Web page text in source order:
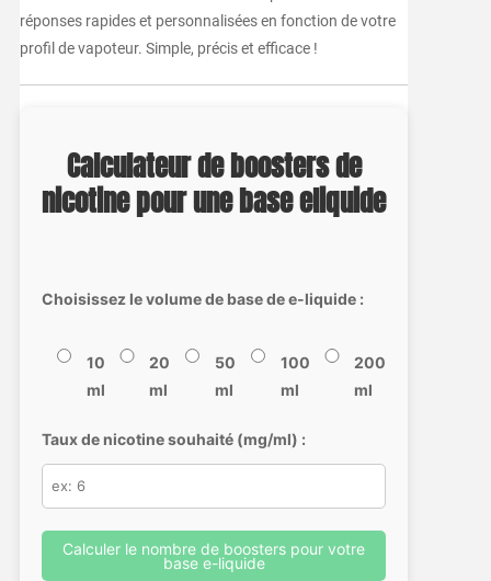
réponses rapides et personnalisées en fonction de votre
profil de vapoteur. Simple, précis et efficace !
Calculateur de boosters de
nicotine pour une base eliquide
Choisissez le volume de base de e-liquide :
10
ml
20
ml
50
ml
100
ml
200
ml
Taux de nicotine souhaité (mg/ml) :
Calculer le nombre de boosters pour votre
base e-liquide